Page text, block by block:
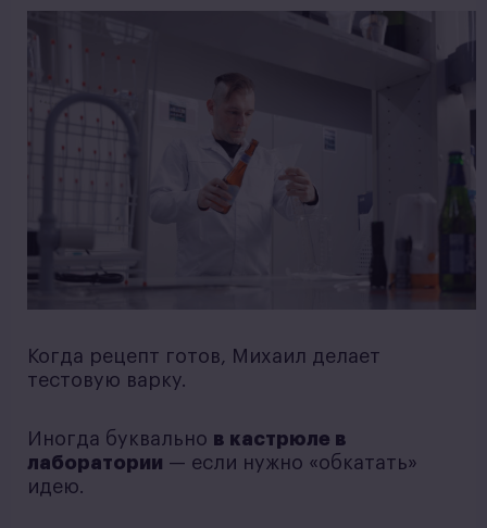
Когда рецепт готов, Михаил делает
тестовую варку.
Иногда буквально в кастрюле в
лаборатории — если нужно «обкатать»
идею.